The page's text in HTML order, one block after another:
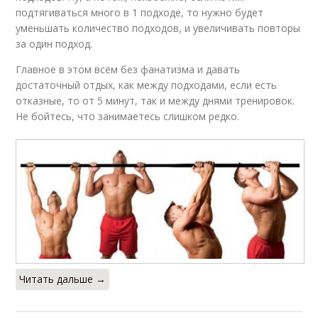
подтягиваться много в 1 подходе, то нужно будет
уменьшать количество подходов, и увеличивать повторы
за один подход.
Главное в этом всём без фанатизма и давать
достаточный отдых, как между подходами, если есть
отказные, то от 5 минут, так и между днями тренировок.
Не бойтесь, что занимаетесь слишком редко.
Читать дальше →